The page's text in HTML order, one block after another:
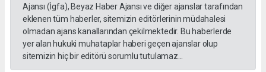
Ajansı (İgfa), Beyaz Haber Ajansı ve diğer ajanslar tarafından
eklenen tüm haberler, sitemizin editörlerinin müdahalesi
olmadan ajans kanallarından çekilmektedir. Bu haberlerde
yer alan hukuki muhataplar haberi geçen ajanslar olup
sitemizin hiç bir editörü sorumlu tutulamaz...